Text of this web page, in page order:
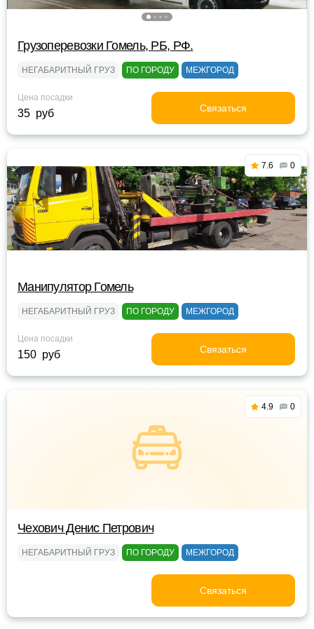
Грузоперевозки Гомель, РБ, РФ.
НЕГАБАРИТНЫЙ ГРУЗ ПО ГОРОДУ МЕЖГОРОД
Цена посадки
35 руб Связаться
7.6 0
Манипулятор Гомель
НЕГАБАРИТНЫЙ ГРУЗ ПО ГОРОДУ МЕЖГОРОД
Цена посадки
150 руб Связаться
4.9 0
Чехович Денис Петрович
НЕГАБАРИТНЫЙ ГРУЗ ПО ГОРОДУ МЕЖГОРОД
Связаться